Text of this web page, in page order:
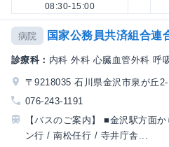
08:30-15:00
病院 国家公務員共済組合連
診療科： 内科 外科 心臓血管外科 呼
〒9218035 石川県金沢市泉が丘
076-243-1191
【バスのご案内】 ■金沢駅方面
ン行 / 南松任行 / 寺井庁舎...